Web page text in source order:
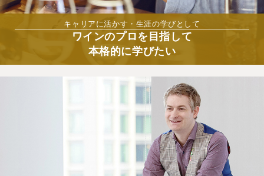
キャリアに活かす・生涯の学びとして
ワインのプロを目指して
本格的に学びたい